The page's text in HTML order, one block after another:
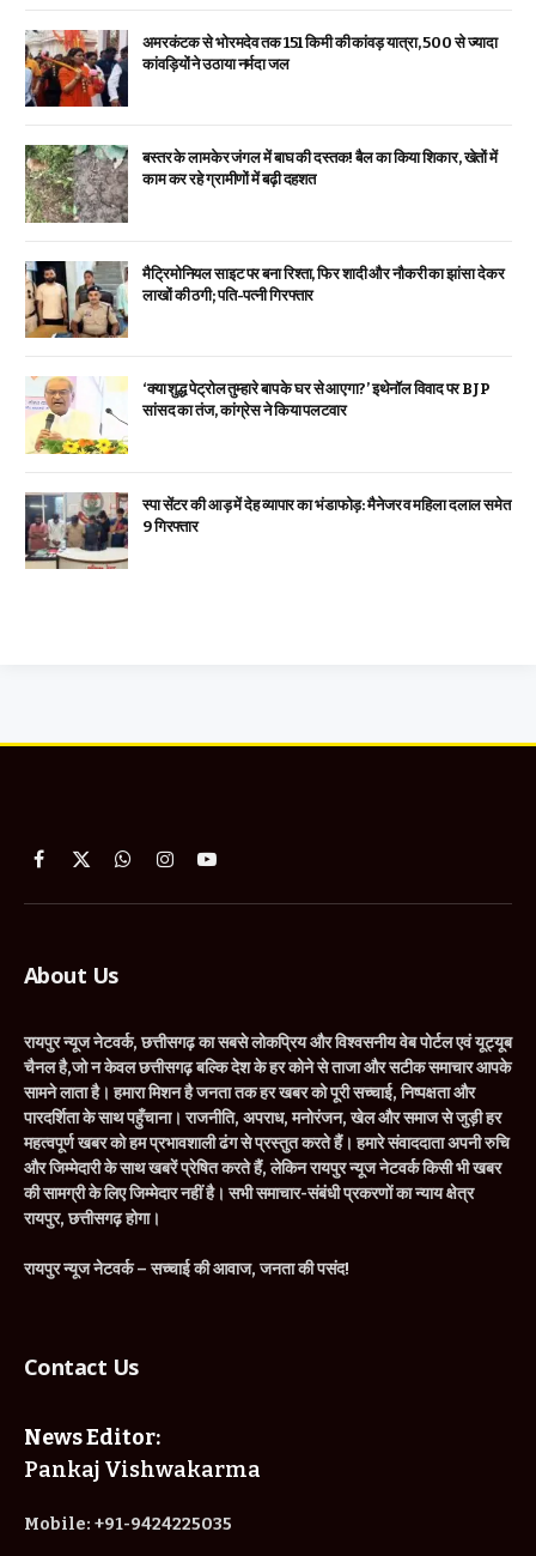
अमरकंटक से भोरमदेव तक 151 किमी की कांवड़ यात्रा, 500 से ज्यादा
कांवड़ियों ने उठाया नर्मदा जल
बस्तर के लामकेर जंगल में बाघ की दस्तक! बैल का किया शिकार, खेतों में
काम कर रहे ग्रामीणों में बढ़ी दहशत
मैट्रिमोनियल साइट पर बना रिश्ता, फिर शादी और नौकरी का झांसा देकर
लाखों की ठगी; पति-पत्नी गिरफ्तार
‘क्या शुद्ध पेट्रोल तुम्हारे बाप के घर से आएगा?’ इथेनॉल विवाद पर BJP
सांसद का तंज, कांग्रेस ने किया पलटवार
स्पा सेंटर की आड़ में देह व्यापार का भंडाफोड़: मैनेजर व महिला दलाल समेत
9 गिरफ्तार
Facebook
X
WhatsApp
Instagram
YouTube
About Us
रायपुर न्यूज नेटवर्क, छत्तीसगढ़ का सबसे लोकप्रिय और विश्वसनीय वेब पोर्टल एवं यूट्यूब
चैनल है,जो न केवल छत्तीसगढ़ बल्कि देश के हर कोने से ताजा और सटीक समाचार आपके
सामने लाता है। हमारा मिशन है जनता तक हर खबर को पूरी सच्चाई, निष्पक्षता और
पारदर्शिता के साथ पहुँचाना। राजनीति, अपराध, मनोरंजन, खेल और समाज से जुड़ी हर
महत्वपूर्ण खबर को हम प्रभावशाली ढंग से प्रस्तुत करते हैं। हमारे संवाददाता अपनी रुचि
और जिम्मेदारी के साथ खबरें प्रेषित करते हैं, लेकिन रायपुर न्यूज नेटवर्क किसी भी खबर
की सामग्री के लिए जिम्मेदार नहीं है। सभी समाचार-संबंधी प्रकरणों का न्याय क्षेत्र
रायपुर, छत्तीसगढ़ होगा।
रायपुर न्यूज नेटवर्क – सच्चाई की आवाज, जनता की पसंद!
Contact Us
News Editor:
Pankaj Vishwakarma
Mobile: +91-9424225035